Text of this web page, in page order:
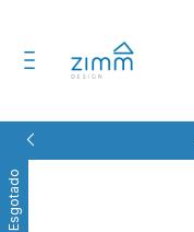
Esgotado